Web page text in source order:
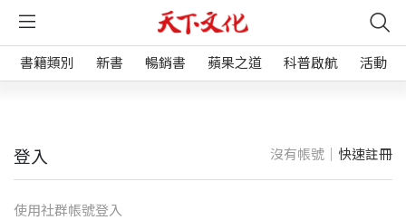
書籍類別 新書 暢銷書 蘋果之道 科普啟航 活動
登入 沒有帳號｜ 快速註冊
使⽤社群帳號登入